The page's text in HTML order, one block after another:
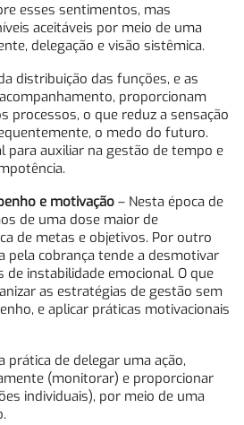
esses sentimentos, mas
aceitáveis por meio de uma
delegação e visão sistêmica.
distribuição das funções, e as
proporcionam
processos, o que reduz a sensação
o medo do futuro.
para auxiliar na gestão de tempo e
e motivação – Nesta época de
de uma dose maior de
de metas e objetivos. Por outro
pela cobrança tende a desmotivar
instabilidade emocional. O que
as estratégias de gestão sem
e aplicar práticas motivacionais
prática de delegar uma ação,
(monitorar) e proporcionar
individuais), por meio de uma